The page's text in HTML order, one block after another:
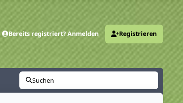
Bereits registriert? Anmelden Registrieren
Suchen